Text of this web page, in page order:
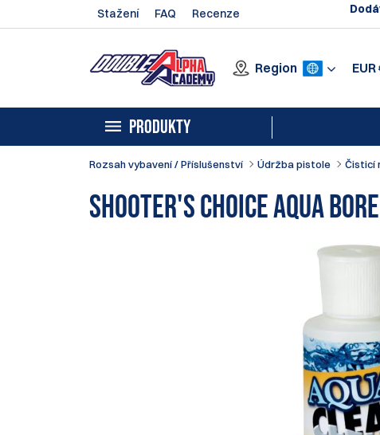
Stažení FAQ Recenze
Region EUR
PRODUKTY
Rozsah vybavení / Příslušenství Údržba pistole Čisticí
Shooter's Choice Aqua